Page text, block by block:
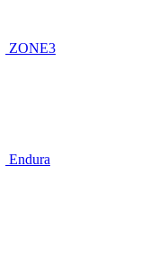
ZONE3
Endura